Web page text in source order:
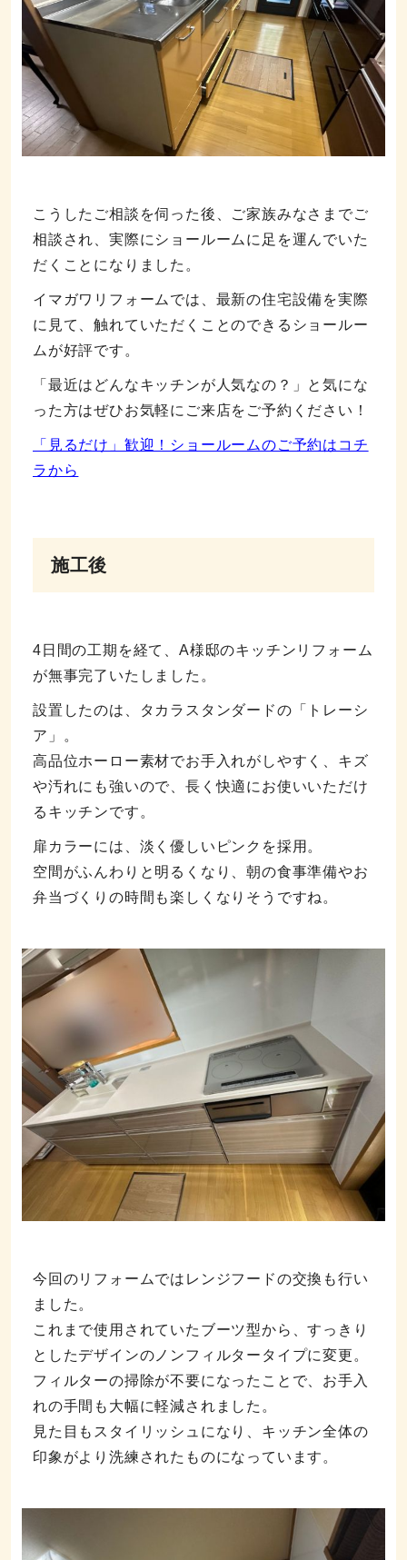
こうしたご相談を伺った後、ご家族みなさまでご
相談され、実際にショールームに足を運んでいた
だくことになりました。
イマガワリフォームでは、最新の住宅設備を実際
に見て、触れていただくことのできるショールー
ムが好評です。
「最近はどんなキッチンが人気なの？」と気にな
った方はぜひお気軽にご来店をご予約ください！
「見るだけ」歓迎！ショールームのご予約はコチ
ラから
施工後
4日間の工期を経て、A様邸のキッチンリフォーム
が無事完了いたしました。
設置したのは、タカラスタンダードの「トレーシ
ア」。
高品位ホーロー素材でお手入れがしやすく、キズ
や汚れにも強いので、長く快適にお使いいただけ
るキッチンです。
扉カラーには、淡く優しいピンクを採用。
空間がふんわりと明るくなり、朝の食事準備やお
弁当づくりの時間も楽しくなりそうですね。
今回のリフォームではレンジフードの交換も行い
ました。
これまで使用されていたブーツ型から、すっきり
としたデザインのノンフィルタータイプに変更。
フィルターの掃除が不要になったことで、お手入
れの手間も大幅に軽減されました。
見た目もスタイリッシュになり、キッチン全体の
印象がより洗練されたものになっています。